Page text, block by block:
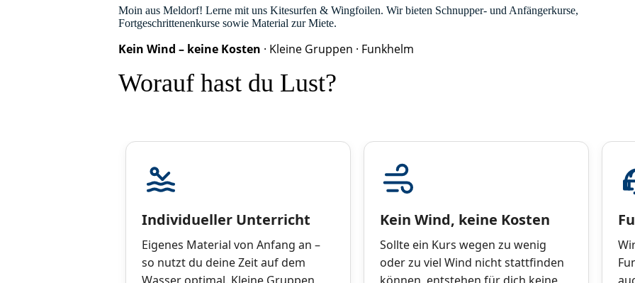
Moin aus Meldorf! Lerne mit uns Kitesurfen & Wingfoilen. Wir bieten Schnupper- und Anfängerkurse,
Fortgeschrittenenkurse sowie Material zur Miete.
Kein Wind – keine Kosten · Kleine Gruppen · Funkhelm
Worauf hast du Lust?